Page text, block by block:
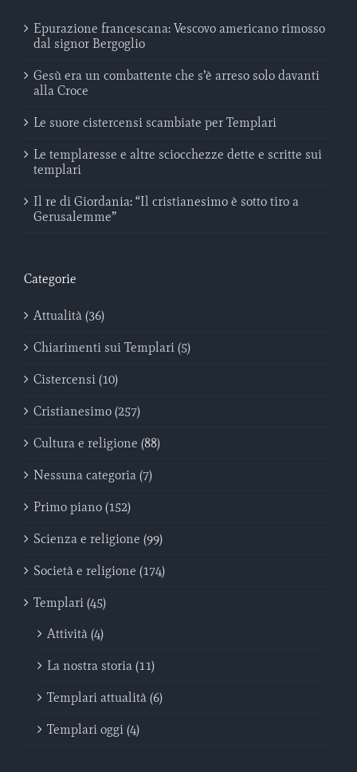
Epurazione francescana: Vescovo americano rimosso
dal signor Bergoglio
Gesù era un combattente che s’è arreso solo davanti
alla Croce
Le suore cistercensi scambiate per Templari
Le templaresse e altre sciocchezze dette e scritte sui
templari
Il re di Giordania: “Il cristianesimo è sotto tiro a
Gerusalemme”
Categorie
Attualità (36)
Chiarimenti sui Templari (5)
Cistercensi (10)
Cristianesimo (257)
Cultura e religione (88)
Nessuna categoria (7)
Primo piano (152)
Scienza e religione (99)
Società e religione (174)
Templari (45)
Attività (4)
La nostra storia (11)
Templari attualità (6)
Templari oggi (4)